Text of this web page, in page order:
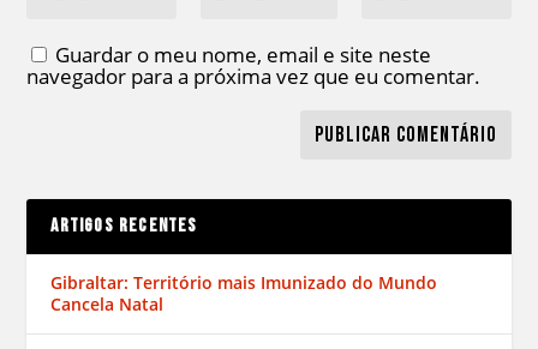
Guardar o meu nome, email e site neste
navegador para a próxima vez que eu comentar.
ARTIGOS RECENTES
Gibraltar: Território mais Imunizado do Mundo
Cancela Natal